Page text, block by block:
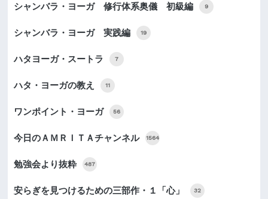
シャンバラ・ヨーガ 修行体系奥儀 初級編 9
シャンバラ・ヨーガ 実践編 19
ハタヨーガ・スートラ 7
ハタ・ヨーガの教え 11
ワンポイント・ヨーガ 56
今日のＡＭＲＩＴＡチャンネル 1564
勉強会より抜粋 487
安らぎを見つけるための三部作・１「心」 32